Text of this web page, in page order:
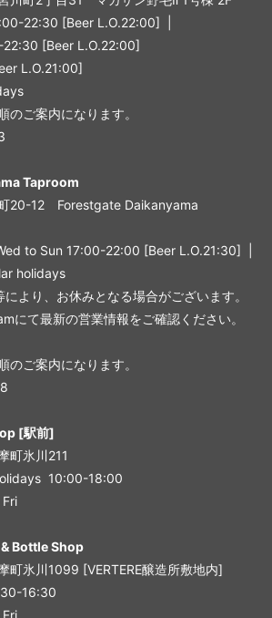
22:30 [Beer L.O.22:00] |
[Beer L.O.22:00]
L.O.21:00]
のご案内になります。
Taproom
20-12 Forestgate Daikanyama
to Sun 17:00-22:00 [Beer L.O.21:30] |
holidays
より、お休みとなる場合がございます。
にて最新の営業情報をご確認ください。
のご案内になります。
[駅前]
町氷川211
10:00-18:00
Bottle Shop
町氷川1099 [VERTERE醸造所敷地内]
16:30